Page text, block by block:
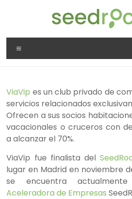
SeedRocket
La
que
nació
en
España
para
startups
TIC
en
fase
ViaVip es un club privado de
servicios relacionados
Ofrecen a sus socios
vacacionales o cruceros con
a alcanzar el 70%.
ViaVip fue finalista del
lugar en Madrid en noviembre
se encuentra
Aceleradora de Empresas